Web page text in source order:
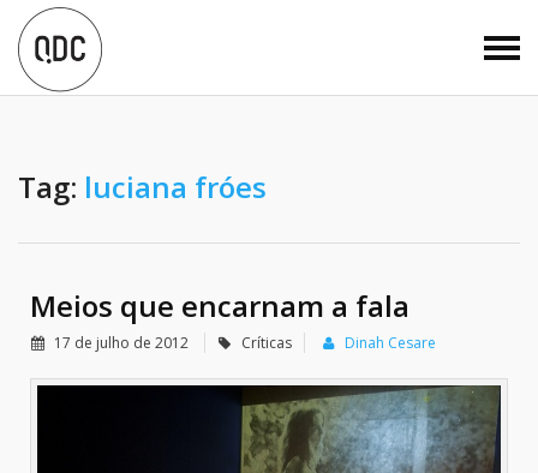
Tag: luciana fróes
Meios que encarnam a fala
17 de julho de 2012 Críticas Dinah Cesare